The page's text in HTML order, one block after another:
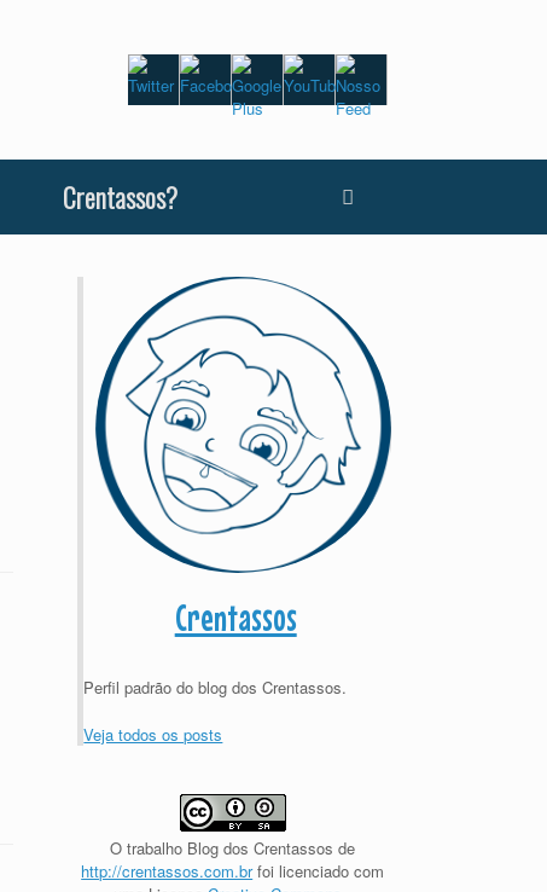
Crentassos?
Crentassos
Perfil padrão do blog dos Crentassos.
Veja todos os posts
O trabalho Blog dos Crentassos de
http://crentassos.com.brfoi licenciado com